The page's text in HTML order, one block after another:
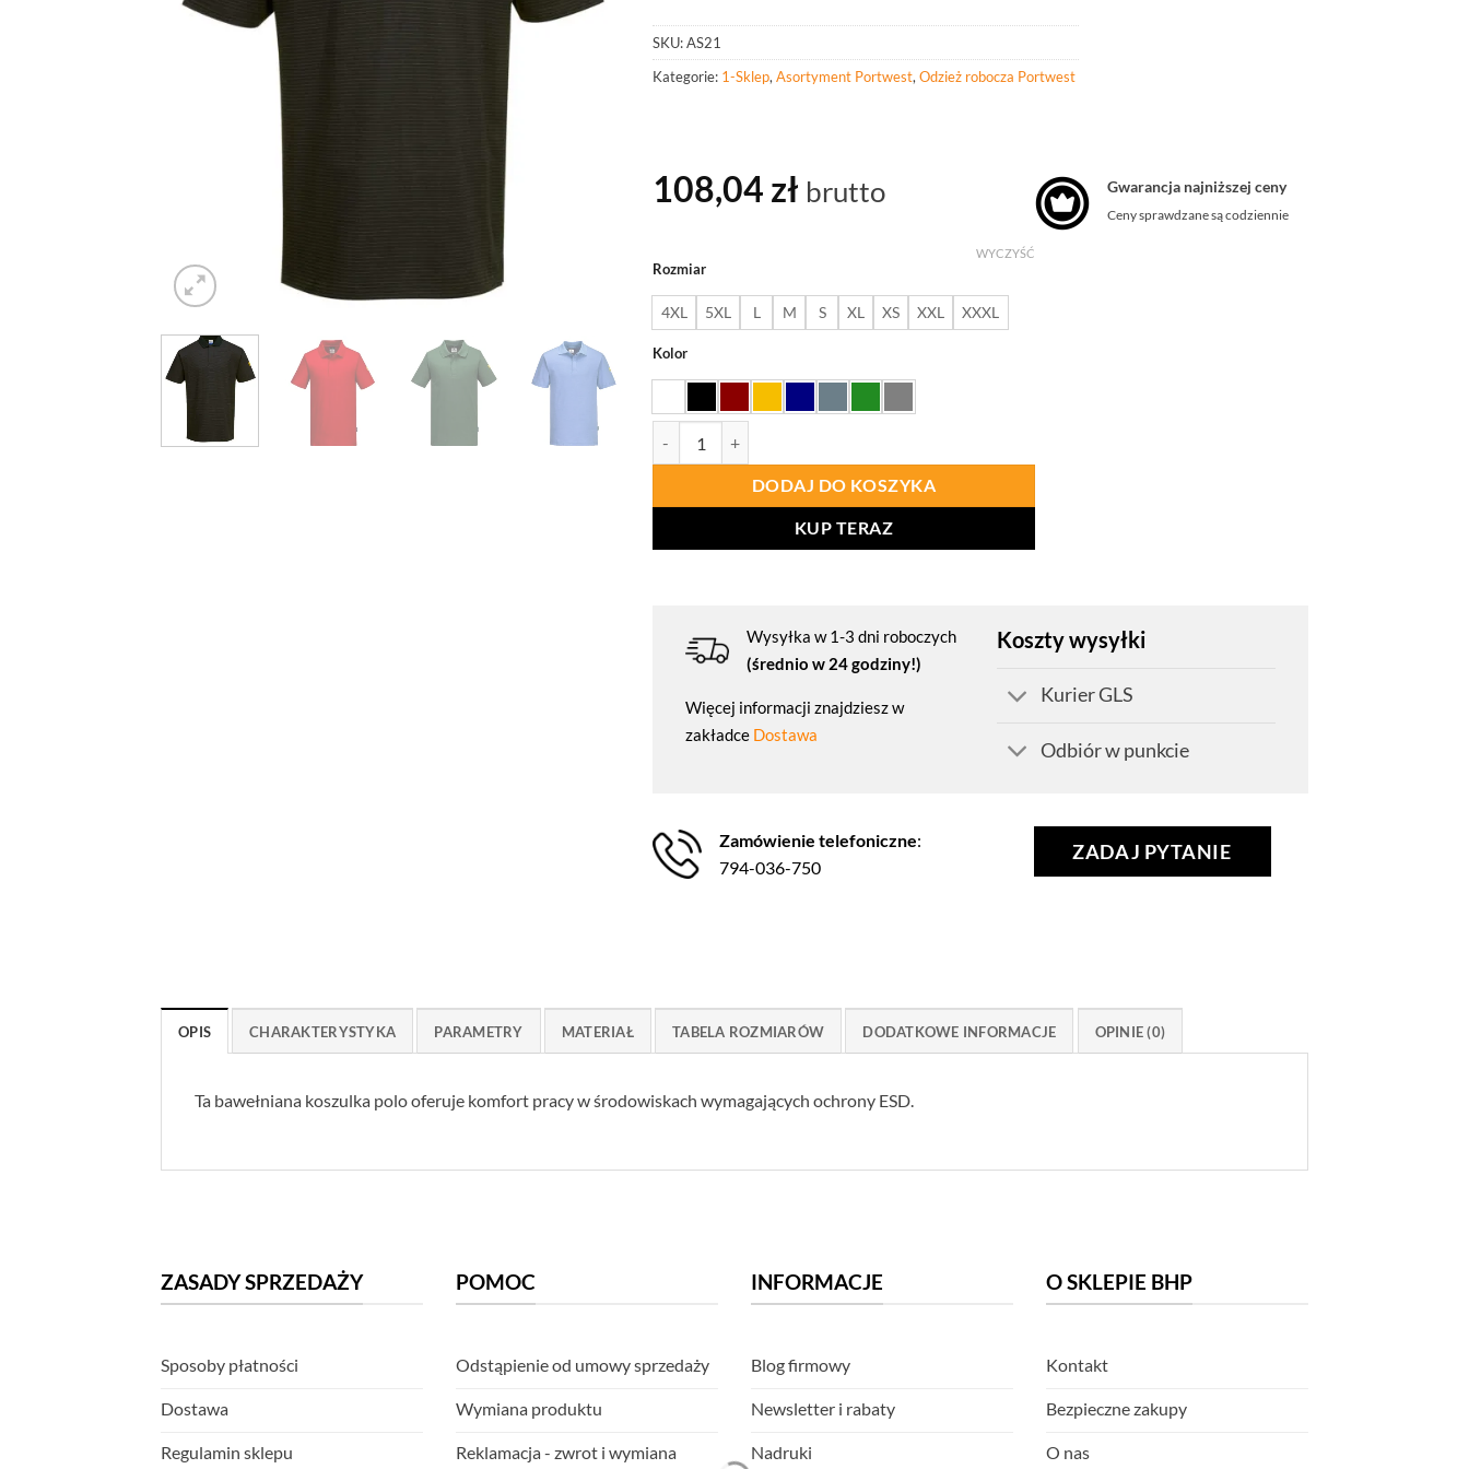
SKU:AS21
Kategorie: 1-Sklep, Asortyment Portwest, Odzież robocza Portwest
108,04 zł brutto
Rozmiar
4XL 5XL L M S XL XS XXL XXXL
Kolor
WYCZYŚĆ
DODAJ DO KOSZYKA
KUP TERAZ
Gwarancja najniższej ceny
Ceny sprawdzane są codziennie
Wysyłka w 1-3 dni roboczych
(średnio w 24 godziny!)
Więcej informacji znajdziesz w
zakładce Dostawa
Koszty wysyłki
Kurier GLS
Odbiór w punkcie
Zamówienie telefoniczne:
794-036-750
ZADAJ PYTANIE
OPIS CHARAKTERYSTYKA PARAMETRY MATERIAŁ TABELA ROZMIARÓW DODATKOWE INFORMACJE OPINIE (0)
Ta bawełniana koszulka polo oferuje komfort pracy w środowiskach wymagających ochrony ESD.
ZASADY SPRZEDAŻY
Sposoby płatności
Dostawa
Regulamin sklepu
POMOC
Odstąpienie od umowy sprzedaży
Wymiana produktu
Reklamacja - zwrot i wymiana
INFORMACJE
Blog firmowy
Newsletter i rabaty
Nadruki
O SKLEPIE BHP
Kontakt
Bezpieczne zakupy
O nas